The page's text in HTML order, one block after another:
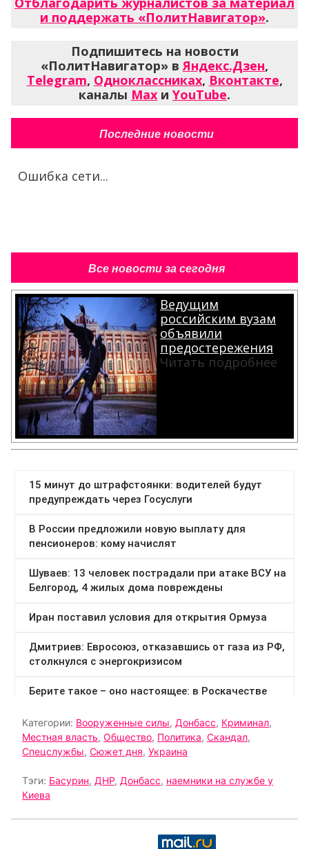
и поддержать «ПолитНавигатор».
Подпишитесь на новости
«ПолитНавигатор» вЯндекс.Дзен,
Telegram, Одноклассниках, Вконтакте,
каналы Max и YouTube.
Последние новости
Ошибка сети...
Все новости за сегодня
Ведущим
российским вузам
объявили
предостережения
Читать подробнее
Категории: Вооруженные силы, Донбасс, Криминал,
Местная власть, Общество, Политика, Скандал,
Спецслужбы, Сюжет дня, Украина
Тэги: Басурин, ДНР, Донбасс, наемники на службе у
Киева